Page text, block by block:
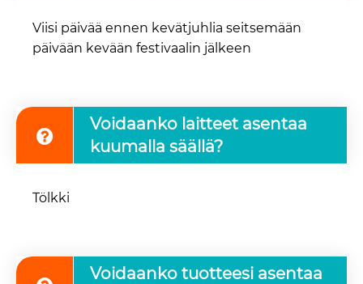
Viisi päivää ennen kevätjuhlia seitsemään
päivään kevään festivaalin jälkeen
Voidaanko laitteet asentaa
kuumalla säällä?
Tölkki
Voidaanko tuotteesi asentaa